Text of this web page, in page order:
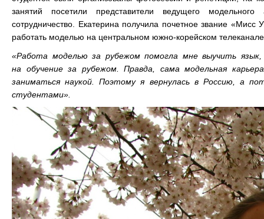
занятий посетили представители ведущего
сотрудничество. Екатерина получила почетное звание
работать моделью на центральном южно-корейском
«Работа моделью за рубежом помогла мне выучить
на обучение за рубежом. Правда, сама модельная
заниматься наукой. Поэтому я вернулась в Россию, а
студентами».